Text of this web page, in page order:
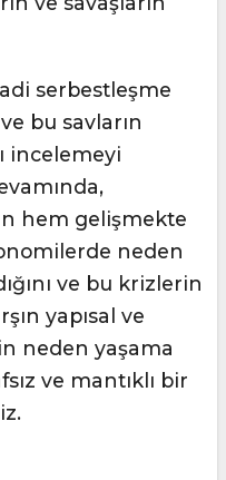
serbestleşme
bu savların
incelemeyi
hem gelişmekte
neden
ve bu krizlerin
yapısal ve
neden yaşama
ve mantıklı bir